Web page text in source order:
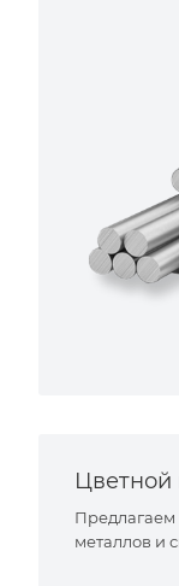
Цветной
Предлагаем
металлов и